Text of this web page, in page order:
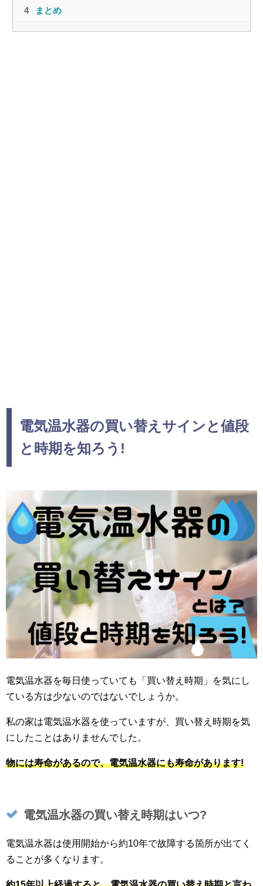
まとめ
電気温水器の買い替えサインと値段
と時期を知ろう!
電気温水器を毎日使っていても「買い替え時期」を気にし
ている方は少ないのではないでしょうか。
私の家は電気温水器を使っていますが、買い替え時期を気
にしたことはありませんでした。
物には寿命があるので、電気温水器にも寿命があります!
電気温水器の買い替え時期はいつ?
電気温水器は使用開始から約10年で故障する箇所が出てく
ることが多くなります。